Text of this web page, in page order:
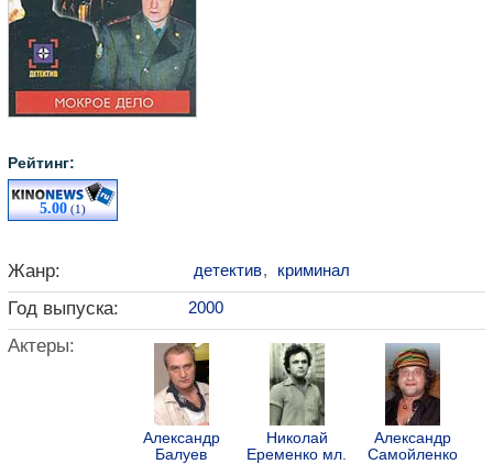
Рейтинг:
5.00 (1)
Жанр: детектив, криминал
Год выпуска: 2000
Актеры:
Александр
Балуев
Николай
Еременко мл.
Александр
Самойленко